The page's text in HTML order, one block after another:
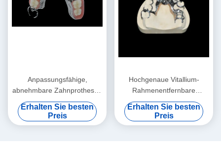
Anpassungsfähige,
abnehmbare Zahnprothesen
Titanrahmen
Zahnmetallrahmen
Erhalten Sie besten
Preis
Hochgenaue Vitallium-
Rahmenentfernbare
Zahnprothese Klasse 2
Erhalten Sie besten
Preis